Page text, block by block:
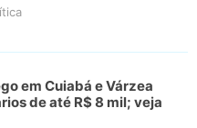
em Cuiabá e Várzea
de até R$ 8 mil; veja